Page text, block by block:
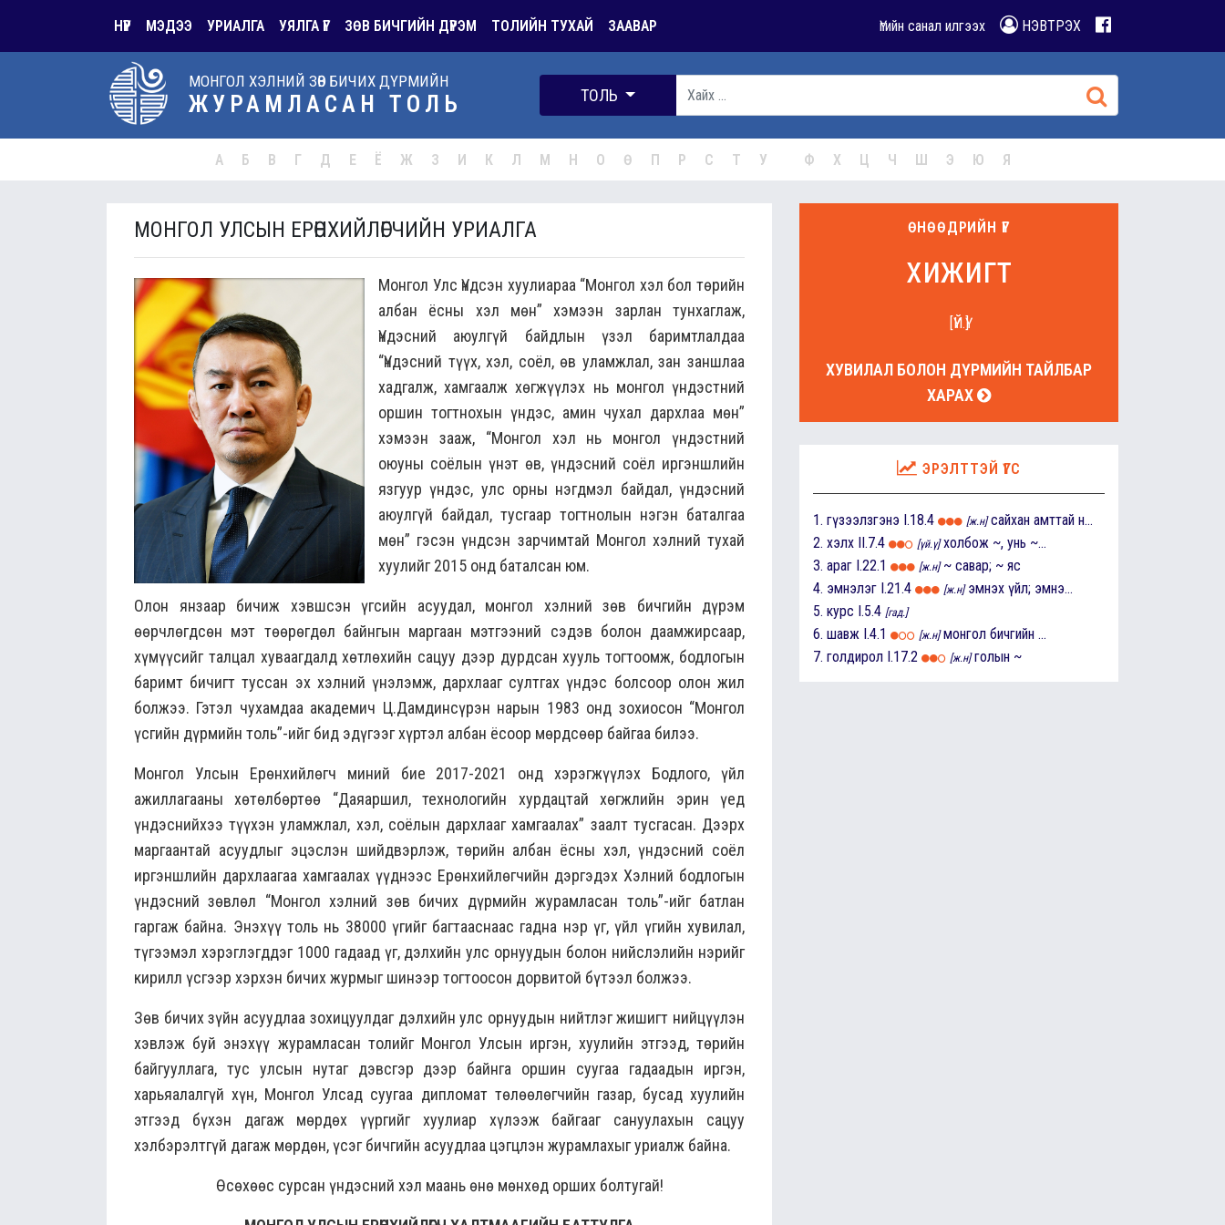
НҮҮР МЭДЭЭ УРИАЛГА УЯЛГА ҮГ ЗӨВ БИЧГИЙН ДҮРЭМ ТОЛИЙН ТУХАЙ ЗААВАР Үгийн санал илгээх НЭВТРЭХ
МОНГОЛ ХЭЛНИЙ ЗӨВ БИЧИХ ДҮРМИЙН
ЖУРАМЛАСАН ТОЛЬ ТОЛЬ
А Б В Г Д Е Ё Ж З И К Л М Н О Ө П Р С Т У Ф Х Ц Ч Ш Э Ю Я
МОНГОЛ УЛСЫН ЕРӨНХИЙЛӨГЧИЙН УРИАЛГА
Монгол Улс Үндсэн хуулиараа “Монгол хэл бол төрийн
албан ёсны хэл мөн” хэмээн зарлан тунхаглаж,
Үндэсний аюулгүй байдлын үзэл баримтлалдаа
“Үндэсний түүх, хэл, соёл, өв уламжлал, зан заншлаа
хадгалж, хамгаалж хөгжүүлэх нь монгол үндэстний
оршин тогтнохын үндэс, амин чухал дархлаа мөн”
хэмээн зааж, “Монгол хэл нь монгол үндэстний
оюуны соёлын үнэт өв, үндэсний соёл иргэншлийн
язгуур үндэс, улс орны нэгдмэл байдал, үндэсний
аюулгүй байдал, тусгаар тогтнолын нэгэн баталгаа
мөн” гэсэн үндсэн зарчимтай Монгол хэлний тухай
хуулийг 2015 онд баталсан юм.
Олон янзаар бичиж хэвшсэн үгсийн асуудал, монгол хэлний зөв бичгийн дүрэм
өөрчлөгдсөн мэт төөрөгдөл байнгын маргаан мэтгээний сэдэв болон даамжирсаар,
хүмүүсийг талцал хуваагдалд хөтлөхийн сацуу дээр дурдсан хууль тогтоомж, бодлогын
баримт бичигт туссан эх хэлний үнэлэмж, дархлааг султгах үндэс болсоор олон жил
болжээ. Гэтэл чухамдаа академич Ц.Дамдинсүрэн нарын 1983 онд зохиосон “Монгол
үсгийн дүрмийн толь”-ийг бид эдүгээг хүртэл албан ёсоор мөрдсөөр байгаа билээ.
Монгол Улсын Ерөнхийлөгч миний бие 2017-2021 онд хэрэгжүүлэх Бодлого, үйл
ажиллагааны хөтөлбөртөө “Даяаршил, технологийн хурдацтай хөгжлийн эрин үед
үндэснийхээ түүхэн уламжлал, хэл, соёлын дархлааг хамгаалах” заалт тусгасан. Дээрх
маргаантай асуудлыг эцэслэн шийдвэрлэж, төрийн албан ёсны хэл, үндэсний соёл
иргэншлийн дархлаагаа хамгаалах үүднээс Ерөнхийлөгчийн дэргэдэх Хэлний бодлогын
үндэсний зөвлөл “Монгол хэлний зөв бичих дүрмийн журамласан толь”-ийг батлан
гаргаж байна. Энэхүү толь нь 38000 үгийг багтааснаас гадна нэр үг, үйл үгийн хувилал,
түгээмэл хэрэглэгддэг 1000 гадаад үг, дэлхийн улс орнуудын болон нийслэлийн нэрийг
кирилл үсгээр хэрхэн бичих журмыг шинээр тогтоосон дорвитой бүтээл болжээ.
Зөв бичих зүйн асуудлаа зохицуулдаг дэлхийн улс орнуудын нийтлэг жишигт нийцүүлэн
хэвлэж буй энэхүү журамласан толийг Монгол Улсын иргэн, хуулийн этгээд, төрийн
байгууллага, тус улсын нутаг дэвсгэр дээр байнга оршин суугаа гадаадын иргэн,
харьяалалгүй хүн, Монгол Улсад суугаа дипломат төлөөлөгчийн газар, бусад хуулийн
этгээд бүхэн дагаж мөрдөх үүргийг хуулиар хүлээж байгааг сануулахын сацуу
хэлбэрэлтгүй дагаж мөрдөн, үсэг бичгийн асуудлаа цэгцлэн журамлахыг уриалж байна.
Өсөхөөс сурсан үндэсний хэл маань өнө мөнхөд орших болтугай!
ӨНӨӨДРИЙН ҮГ
хижигт
[ҮЙ.Ү]
ХУВИЛАЛ БОЛОН ДҮРМИЙН ТАЙЛБАР
ХАРАХ
ЭРЭЛТТЭЙ ҮГС
1. гүзээлзгэнэ I.18.4 [ж.н] сайхан амттай н...
2. хэлх II.7.4 [үй.ү] холбож ~, унь ~...
3. араг I.22.1 [ж.н] ~ савар; ~ яс
4. эмнэлэг I.21.4 [ж.н] эмнэх үйл; эмнэ...
5. курс I.5.4 [гад.]
6. шавж I.4.1 [ж.н] монгол бичгийн ...
7. голдирол I.17.2 [ж.н] голын ~